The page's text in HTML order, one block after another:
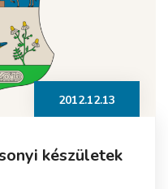
2012.12.13
készületek